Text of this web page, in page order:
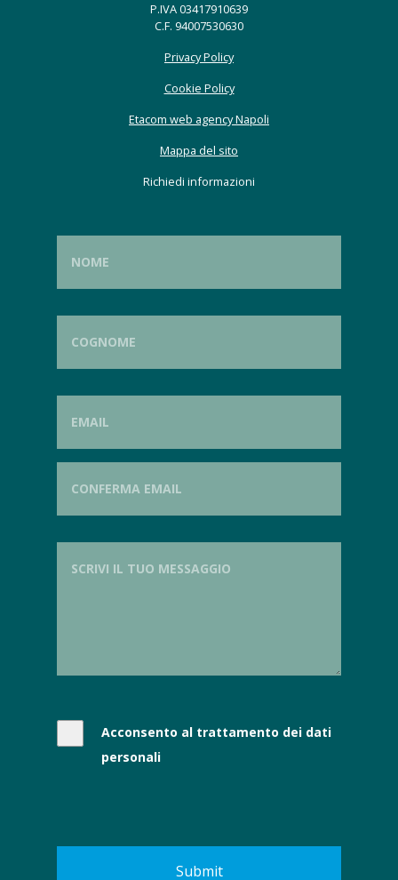
P.IVA 03417910639
C.F. 94007530630
Privacy Policy
Cookie Policy
Etacom web agency Napoli
Mappa del sito
Richiedi informazioni
Acconsento al trattamento dei dati
personali
Submit